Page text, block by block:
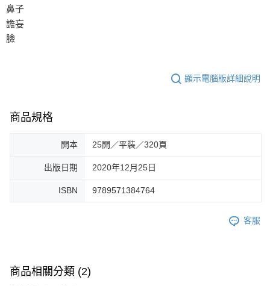
鼻子
譫妄
臉
顯示電腦版詳細說明
商品規格
開本 25開／平裝／320頁
出版日期 2020年12月25日
ISBN 9789571384764
客服
商品相關分類 (2)